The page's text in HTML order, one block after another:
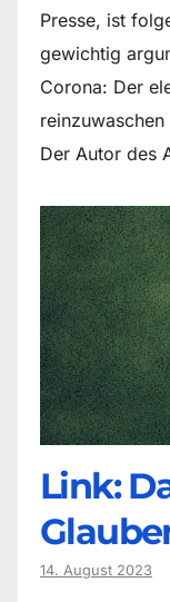
Presse, ist
gewichtig
Corona: Der
Der Autor des
Link:
14. August 2023